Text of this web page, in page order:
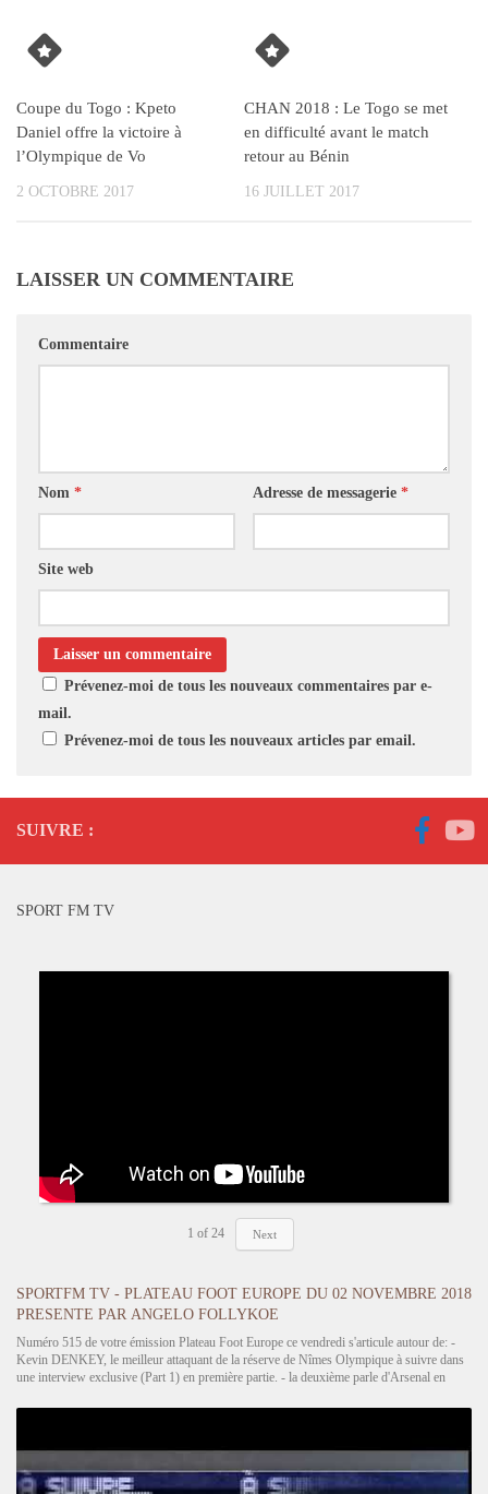
Coupe du Togo : Kpeto
Daniel offre la victoire à
l’Olympique de Vo
2 OCTOBRE 2017
CHAN 2018 : Le Togo se met
en difficulté avant le match
retour au Bénin
16 JUILLET 2017
LAISSER UN COMMENTAIRE
Commentaire
Nom * Adresse de messagerie *
Site web
Prévenez-moi de tous les nouveaux commentaires par e-
mail.
Prévenez-moi de tous les nouveaux articles par email.
SUIVRE :
SPORT FM TV
1 of 24 Next
SPORTFM TV - PLATEAU FOOT EUROPE DU 02 NOVEMBRE 2018
PRESENTE PAR ANGELO FOLLYKOE
Numéro 515 de votre émission Plateau Foot Europe ce vendredi s'articule autour de: -
Kevin DENKEY, le meilleur attaquant de la réserve de Nîmes Olympique à suivre dans
une interview exclusive (Part 1) en première partie. - la deuxième parle d'Arsenal en